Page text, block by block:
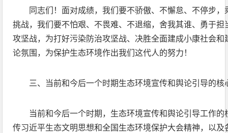
同志们！面对成绩，我们要不骄傲、不懈怠、不停步
挑战，我们要不怕艰、不畏难、不退缩，舍我其谁、勇于
攻坚战，为打好污染防治攻坚战、决胜全面建成小康社会
论氛围，为保护生态环境作出我们这代人的努力！
三、当前和今后一个时期生态环境宣传和舆论引导的核
当前和今后一个时期，生态环境宣传和舆论引导工作
传习近平生态文明思想和全国生态环境保护大会精神，以